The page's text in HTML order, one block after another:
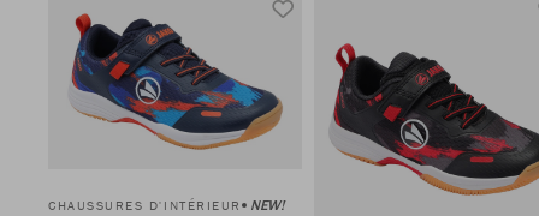
CHAUSSURES D'INTÉRIEUR NEW!